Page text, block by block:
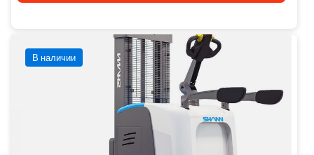
В наличии